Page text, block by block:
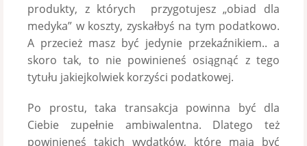
produkty, z których przygotujesz „obiad dla
medyka” w koszty, zyskałbyś na tym podatkowo.
A przecież masz być jedynie przekaźnikiem.. a
skoro tak, to nie powinieneś osiągnąć z tego
tytułu jakiejkolwiek korzyści podatkowej.
Po prostu, taka transakcja powinna być dla
Ciebie zupełnie ambiwalentna. Dlatego też
powinieneś takich wydatków, które mają być